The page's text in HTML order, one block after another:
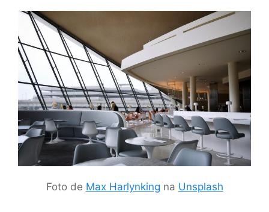
Foto de Max Harlynking na Unsplash